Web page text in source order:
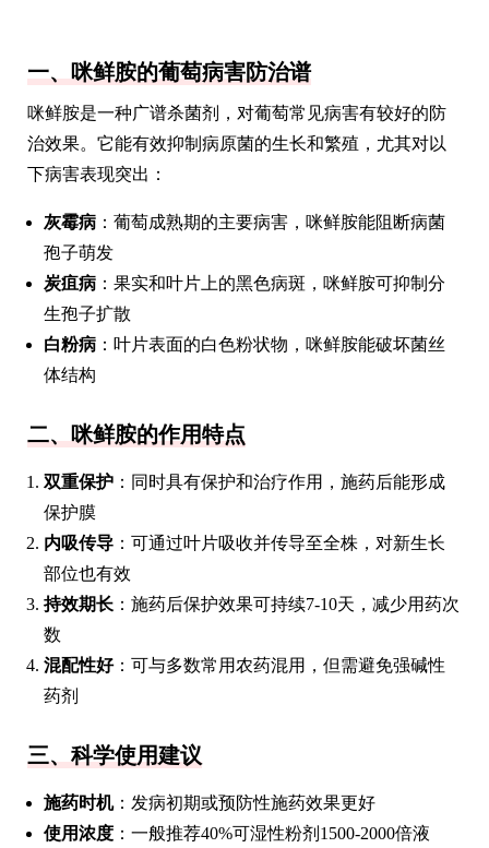
一、咪鲜胺的葡萄病害防治谱
咪鲜胺是一种广谱杀菌剂，对葡萄常见病害有较好的防
治效果。它能有效抑制病原菌的生长和繁殖，尤其对以
下病害表现突出：
灰霉病 ：葡萄成熟期的主要病害，咪鲜胺能阻断病菌
孢子萌发
炭疽病 ：果实和叶片上的黑色病斑，咪鲜胺可抑制分
生孢子扩散
白粉病 ：叶片表面的白色粉状物，咪鲜胺能破坏菌丝
体结构
二、咪鲜胺的作用特点
双重保护 ：同时具有保护和治疗作用，施药后能形成
保护膜
内吸传导 ：可通过叶片吸收并传导至全株，对新生长
部位也有效
持效期长 ：施药后保护效果可持续7-10天，减少用药次
数
混配性好：可与多数常用农药混用，但需避免强碱性
药剂
三、科学使用建议
施药时机：发病初期或预防性施药效果更好
使用浓度 ：一般推荐40%可湿性粉剂1500-2000倍液